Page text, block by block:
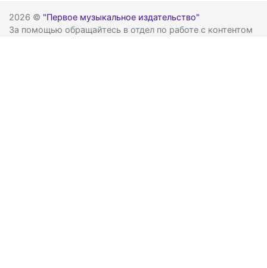
2026 © "Первое музыкальное издательство"
За помощью обращайтесь в отдел по работе с контентом